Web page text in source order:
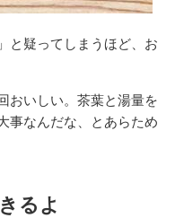
と疑ってしまうほど、お
おいしい。茶葉と湯量を
事なんだな、とあらため
るよ